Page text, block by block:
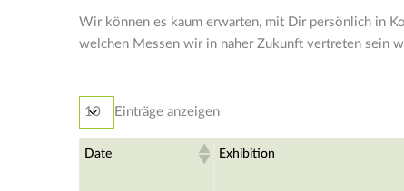
Wir können es kaum erwarten, mit Dir persönlich in
welchen Messen wir in naher Zukunft vertreten sein
Einträge anzeigen
Date Exhibition